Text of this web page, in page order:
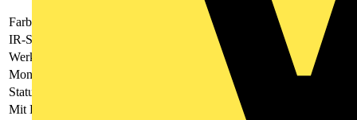
Farbe
IR-Sensor
Werkstoff
Montageart
Status-LED
Mit Display